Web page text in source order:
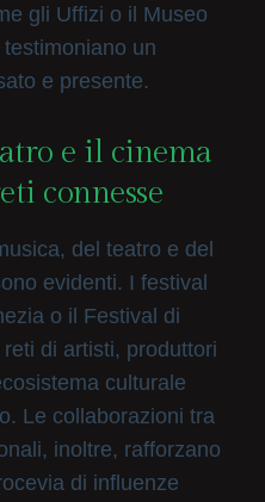
gli Uffizi o il Museo
un
e presente.
e il cinema
connesse
del teatro e del
evidenti. I festival
o il Festival di
di artisti, produttori
culturale
Le collaborazioni tra
inoltre, rafforzano
di influenze